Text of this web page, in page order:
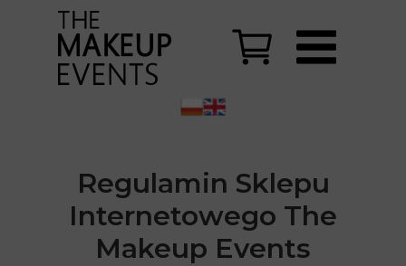
Regulamin Sklepu
Internetowego The
Makeup Events